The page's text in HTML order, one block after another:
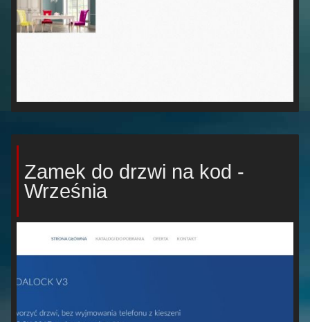
Zamek do drzwi na kod -
Września